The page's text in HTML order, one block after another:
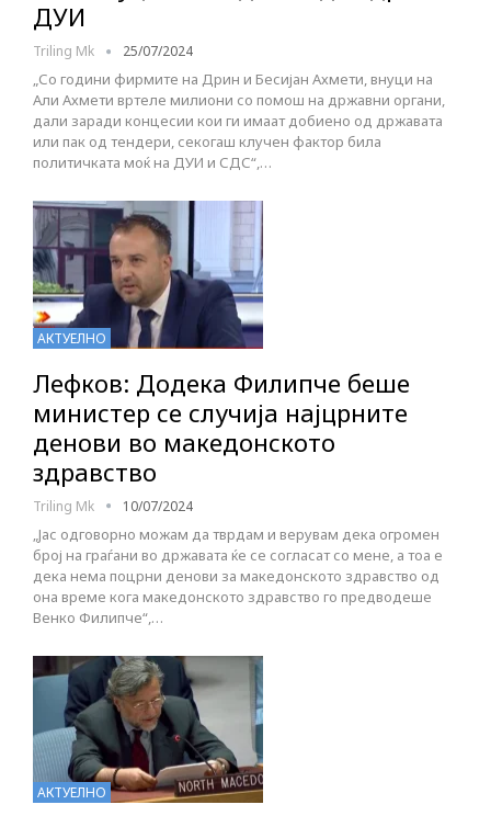
ДУИ
Triling Mk 25/07/2024
„Со години фирмите на Дрин и Бесијан Ахмети, внуци на
Али Ахмети вртеле милиони со помош на државни органи,
дали заради концесии кои ги имаат добиено од државата
или пак од тендери, секогаш клучен фактор била
политичката моќ на ДУИ и СДС“,…
АКТУЕЛНО
Лефков: Додека Филипче беше
министер се случија најцрните
денови во македонското
здравство
Triling Mk 10/07/2024
„Јас одговорно можам да тврдам и верувам дека огромен
број на граѓани во државата ќе се согласат со мене, а тоа е
дека нема поцрни денови за македонското здравство од
она време кога македонското здравство го предводеше
Венко Филипче“,…
АКТУЕЛНО